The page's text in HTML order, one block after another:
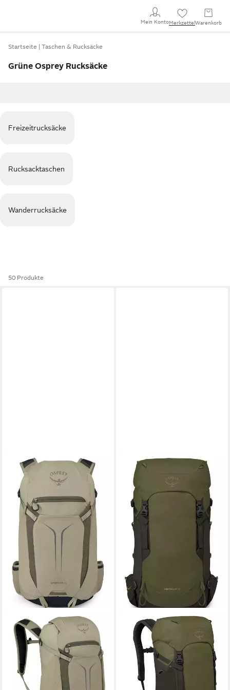
Mein KontoMerkzettel Warenkorb
Startseite Taschen & Rucksäcke
Grüne Osprey Rucksäcke
Freizeitrucksäcke
Rucksacktaschen
Wanderrucksäcke
50 Produkte